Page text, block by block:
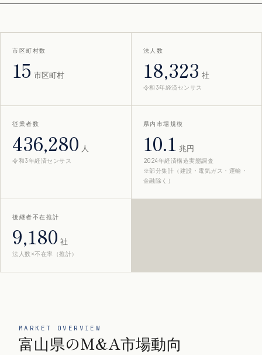
市区町村数
15 市区町村
法人数
18,323 社
令和3年経済センサス
従業者数
436,280 人
令和3年経済センサス
県内市場規模
10.1 兆円
2024年経済構造実態調査
※部分集計（建設・電気ガス・運輸・
金融除く）
後継者不在推計
9,180 社
法人数×不在率（推計）
MARKET OVERVIEW
富山県のM&A市場動向